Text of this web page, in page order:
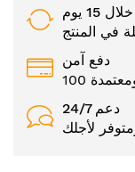
15 يوم
في المنتج
دفع آمن
24/7 دعم
لأجلك